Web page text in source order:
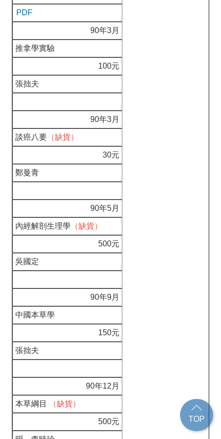
PDF
90年3月
推拿學實驗
100元
張拙夫
90年3月
談癌八要 （缺貨）
30元
鄭曼青
90年5月
內經解剖生理學 （缺貨）
500元
吳國定
90年9月
中國本草學
150元
張拙夫
90年12月
本草綱目 （缺貨）
500元 TOP